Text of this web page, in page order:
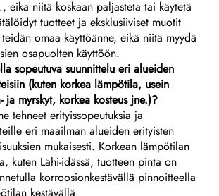
eikä niitä koskaan paljasteta tai käytetä
tuotteet ja eksklusiiviset muotit
omaa käyttöänne, eikä niitä myydä
osapuolten käyttöön.
sopeutuva suunnittelu eri alueiden
(kuten korkea lämpötila, usein
ja myrskyt, korkea kosteus jne.)?
tehneet erityissopeutuksia ja
eri maailman alueiden erityisten
mukaisesti. Korkean lämpötilan
kuten Lähi-idässä, tuotteen pinta on
korroosionkestävällä pinnoitteella
kestävällä